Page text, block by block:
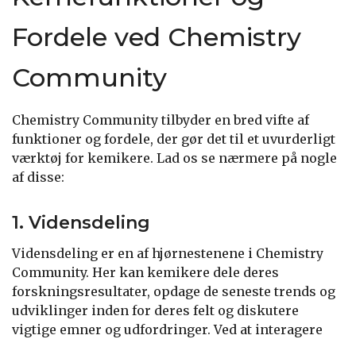
Fordele ved Chemistry
Community
Chemistry Community tilbyder en bred vifte af
funktioner og fordele, der gør det til et uvurderligt
værktøj for kemikere. Lad os se nærmere på nogle
af disse:
1. Vidensdeling
Vidensdeling er en af hjørnestenene i Chemistry
Community. Her kan kemikere dele deres
forskningsresultater, opdage de seneste trends og
udviklinger inden for deres felt og diskutere
vigtige emner og udfordringer. Ved at interagere